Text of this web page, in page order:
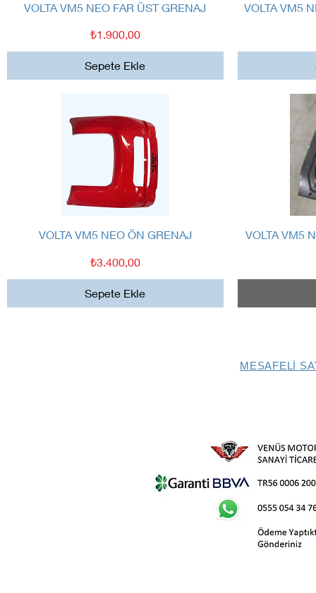
Hızlı Bakış
VOLTA VM5 NEO FAR ÜST GRENAJ
Fiyat
₺1.900,00
Sepete Ekle
VOLTA VM5
Hızlı Bakış
VOLTA VM5 NEO ÖN GRENAJ
Fiyat
₺3.400,00
Sepete Ekle
VOLTA VM5
MESAFELİ